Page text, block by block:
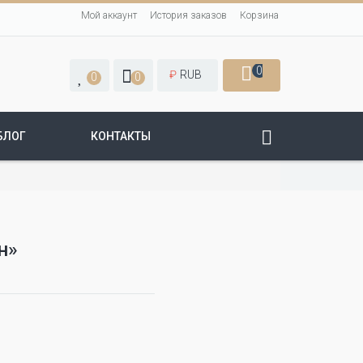
Мой аккаунт История заказов Корзина
0 0 ₽ RUB 0
КОНТАКТЫ